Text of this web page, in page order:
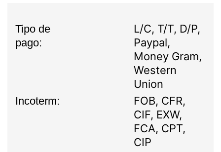
Tipo de
pago:
L/C, T/T, D/P,
Paypal,
Money Gram,
Western
Union
Incoterm:
FOB, CFR,
CIF, EXW,
FCA, CPT,
CIP